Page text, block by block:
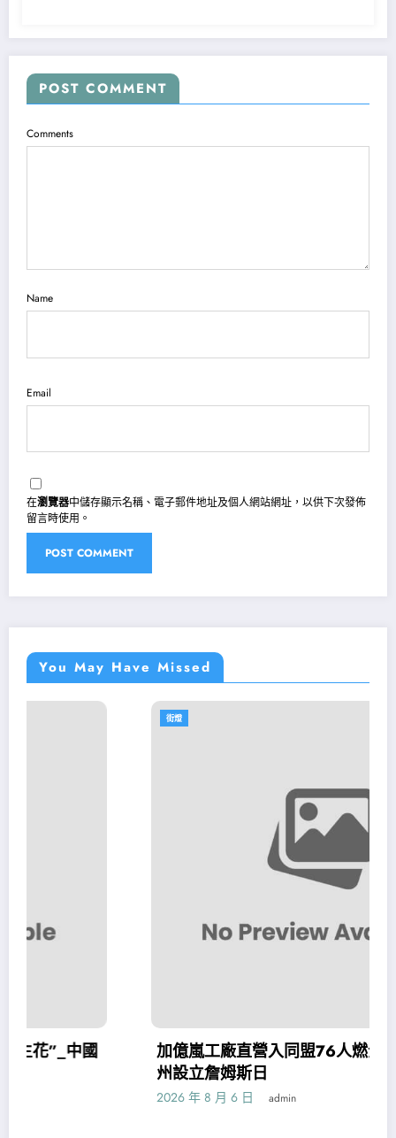
POST COMMENT
Comments
Name
Email
在瀏覽器中儲存顯示名稱、電子郵件地址及個人網站網址，以供下次發佈
留言時使用。
You May Have Missed
加億嵐工廠直營入同盟76人燃全城爭冠盼望 賓
州設立詹姆斯日
admin